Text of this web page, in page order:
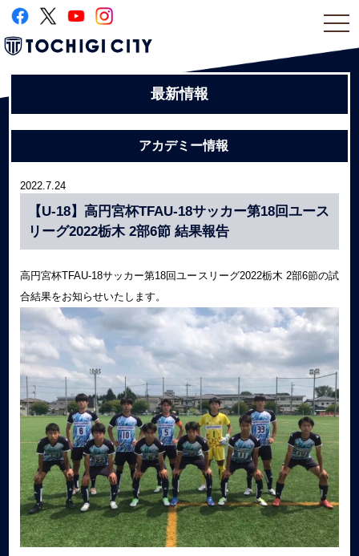
最新情報
アカデミー情報
2022.7.24
【U-18】高円宮杯TFAU-18サッカー第18回ユース
リーグ2022栃木 2部6節 結果報告
高円宮杯TFAU-18サッカー第18回ユースリーグ2022栃木 2部6節の試
合結果をお知らせいたします。